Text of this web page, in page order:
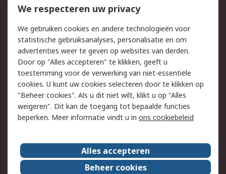
Bestellen
Inkoopoplossingen
Track & Trace
Wettelijk
Cookiebeleid
Email veiligheid
Privacybeleid
Websitevoorwaarden
Algemene
verkoopvoorwaarden
Over RS
RS Group
Over ons
We respecteren uw privacy
We gebruiken cookies en andere technologieën voor
statistische gebruiksanalyses, personalisatie en om
advertenties weer te geven op websites van derden.
Door op "Alles accepteren" te klikken, geeft u
toestemming voor de verwerking van niet-essentiële
cookies. U kunt uw cookies selecteren door te klikken op
"Beheer cookies". Als u dit niet wilt, klikt u op "Alles
weigeren". Dit kan de toegang tot bepaalde functies
beperken. Meer informatie vindt u in ons cookiebeleid
Alles accepteren
Beheer cookies